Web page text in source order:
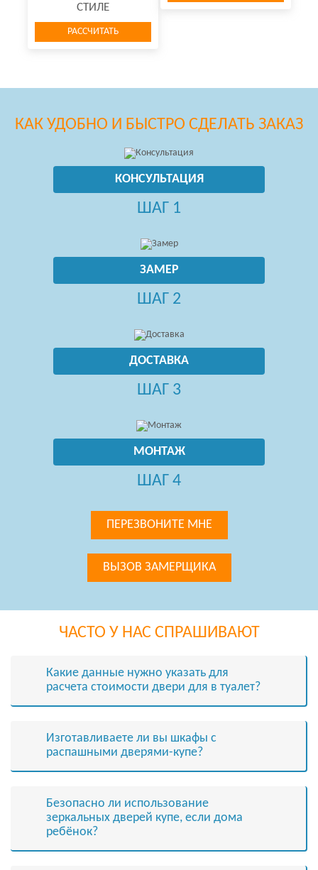
СТИЛЕ
РАССЧИТАТЬ
КАК УДОБНО И БЫСТРО СДЕЛАТЬ ЗАКАЗ
КОНСУЛЬТАЦИЯ
ШАГ 1
ЗАМЕР
ШАГ 2
ДОСТАВКА
ШАГ 3
МОНТАЖ
ШАГ 4
ПЕРЕЗВОНИТЕ МНЕ
ВЫЗОВ ЗАМЕРЩИКА
ЧАСТО У НАС СПРАШИВАЮТ
Какие данные нужно указать для
расчета стоимости двери для в туалет?
Изготавливаете ли вы шкафы с
распашными дверями-купе?
Безопасно ли использование
зеркальных дверей купе, если дома
ребёнок?